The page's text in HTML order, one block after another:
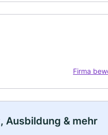
Firma
Ausbildung & mehr